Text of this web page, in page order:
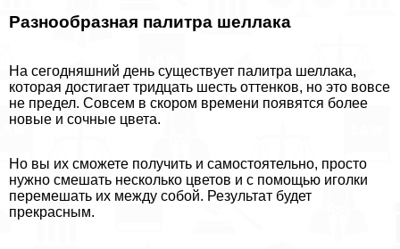
Разнообразная палитра шеллака
На сегодняшний день существует палитра шеллака,
которая достигает тридцать шесть оттенков, но это вовсе
не предел. Совсем в скором времени появятся более
новые и сочные цвета.
Но вы их сможете получить и самостоятельно, просто
нужно смешать несколько цветов и с помощью иголки
перемешать их между собой. Результат будет
прекрасным.